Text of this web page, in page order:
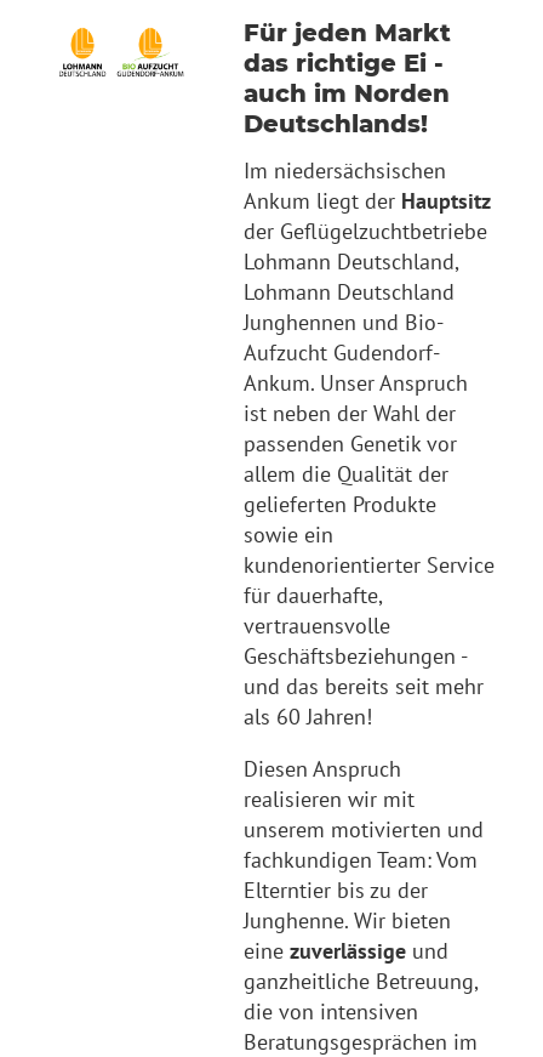
Für jeden Markt
das richtige Ei -
auch im Norden
Deutschlands!
Im niedersächsischen
Ankum liegt der Hauptsitz
der Geflügelzuchtbetriebe
Lohmann Deutschland,
Lohmann Deutschland
Junghennen und Bio-
Aufzucht Gudendorf-
Ankum. Unser Anspruch
ist neben der Wahl der
passenden Genetik vor
allem die Qualität der
gelieferten Produkte
sowie ein
kundenorientierter Service
für dauerhafte,
vertrauensvolle
Geschäftsbeziehungen -
und das bereits seit mehr
als 60 Jahren!
Diesen Anspruch
realisieren wir mit
unserem motivierten und
fachkundigen Team: Vom
Elterntier bis zu der
Junghenne. Wir bieten
eine zuverlässige und
ganzheitliche Betreuung,
die von intensiven
Beratungsgesprächen im